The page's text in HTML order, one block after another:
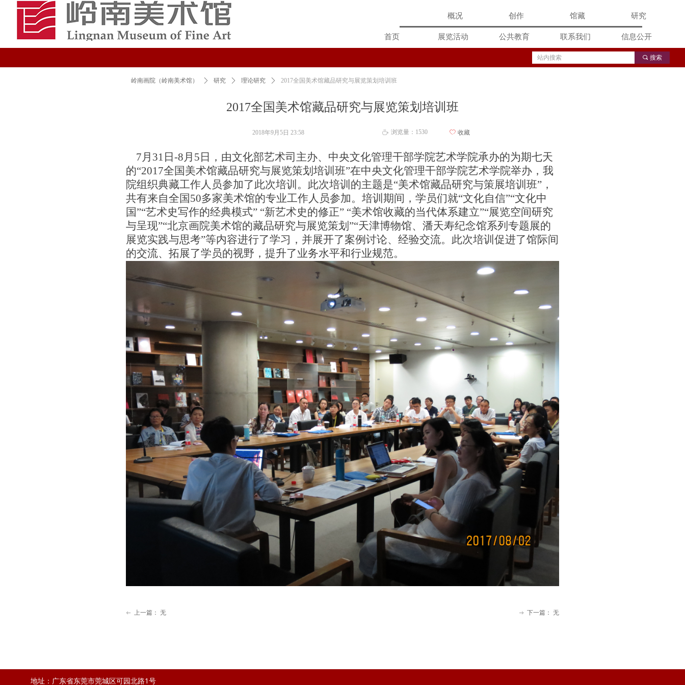
首页 展览活动 公共教育 联系我们 信息公开
概况 创作 馆藏 研究
끠 搜索
2017全国美术馆藏品研究与展览策划培训班
岭南画院（岭南美术馆） ꄲ 研究 ꄲ 理论研究 ꄲ 2017全国美术馆藏品研究与展览策划培训班
7月31日-8月5日，由文化部艺术司主办、中央文化管理干部学院艺术学院承办的为期七天
的“2017全国美术馆藏品研究与展览策划培训班”在中央文化管理干部学院艺术学院举办，我
院组织典藏工作人员参加了此次培训。此次培训的主题是“美术馆藏品研究与策展培训班”，
共有来自全国50多家美术馆的专业工作人员参加。培训期间，学员们就“文化自信”“文化中
国”“艺术史写作的经典模式” “新艺术史的修正” “美术馆收藏的当代体系建立”“展览空间研究
与呈现”“北京画院美术馆的藏品研究与展览策划”“天津博物馆、潘天寿纪念馆系列专题展的
展览实践与思考”等内容进行了学习，并展开了案例讨论、经验交流。此次培训促进了馆际间
的交流、拓展了学员的视野，提升了业务水平和行业规范。
2018年9月5日 23:58 ꄘ 浏览量： 1530 ꄀ 收藏
ꂃ 上一篇： 无 ꁹ 下一篇： 无
地址：广东省东莞市莞城区可园北路1号